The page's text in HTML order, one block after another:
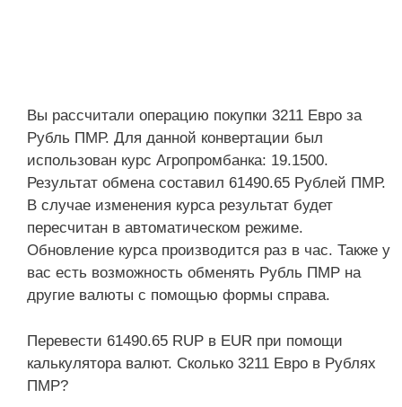
Вы рассчитали операцию покупки 3211 Евро за
Рубль ПМР. Для данной конвертации был
использован курс Агропромбанка: 19.1500.
Результат обмена составил 61490.65 Рублей ПМР.
В случае изменения курса результат будет
пересчитан в автоматическом режиме.
Обновление курса производится раз в час. Также у
вас есть возможность обменять Рубль ПМР на
другие валюты с помощью формы справа.
Перевести 61490.65 RUP в EUR при помощи
калькулятора валют. Сколько 3211 Евро в Рублях
ПМР?